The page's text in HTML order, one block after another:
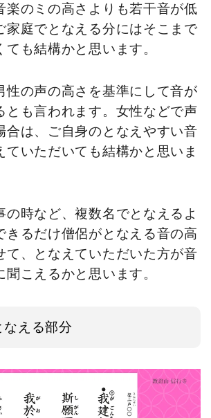
楽のミの高さよりも若干音が低
家庭でとなえる分にはそこまで
も結構かと思います。
性の声の高さを基準にして音が
とも言われます。女性などで声
合は、ご自身のとなえやすい音
ていただいても結構かと思いま
の時など、複数名でとなえるよ
きるだけ僧侶がとなえる音の高
て、となえていただいた方が音
こえるかと思います。
える部分